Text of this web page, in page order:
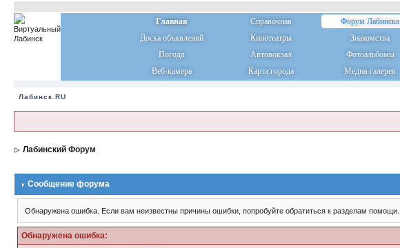
Главная Справочная Форум Лабинска
Доска объявлений
Кинотеатры Знакомства
Погода
Автовокзал Фотоальбомы
Веб-камера
Карта города Медиа-галерея
Лабинск.RU
Лабинский Форум
Сообщение форума
Обнаружена ошибка. Если вам неизвестны причины ошибки, попробуйте обратиться к разделам помощи.
Обнаружена ошибка: